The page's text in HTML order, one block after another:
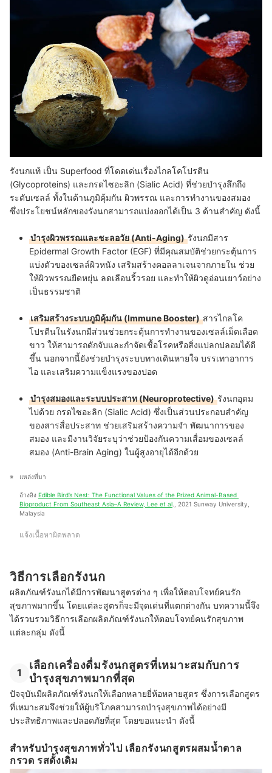
รังนกแท้ เป็น Superfood ที่โดดเด่นเรื่องไกลโคโปรตีน
(Glycoproteins) และกรดไซอะลิก (Sialic Acid) ที่ช่วยบำรุงลึกถึง
ระดับเซลล์ ทั้งในด้านภูมิคุ้มกัน ผิวพรรณ และการทำงานของสมอง
ซึ่งประโยชน์หลักของรังนกสามารถแบ่งออกได้เป็น 3 ด้านสำคัญ ดังนี้
บำรุงผิวพรรณและชะลอวัย (Anti-Aging)รังนกมีสาร
Epidermal Growth Factor (EGF) ที่มีคุณสมบัติช่วยกระตุ้นการ
แบ่งตัวของเซลล์ผิวหนัง เสริมสร้างคอลลาเจนจากภายใน ช่วย
ให้ผิวพรรณยืดหยุ่น ลดเลือนริ้วรอย และทำให้ผิวดูอ่อนเยาว์อย่าง
เป็นธรรมชาติ
เสริมสร้างระบบภูมิคุ้มกัน (Immune Booster)สารไกลโค
โปรตีนในรังนกมีส่วนช่วยกระตุ้นการทำงานของเซลล์เม็ดเลือด
ขาว ให้สามารถดักจับและกำจัดเชื้อโรคหรือสิ่งแปลกปลอมได้ดี
ขึ้น นอกจากนี้ยังช่วยบำรุงระบบทางเดินหายใจ บรรเทาอาการ
ไอ และเสริมความแข็งแรงของปอด
บำรุงสมองและระบบประสาท (Neuroprotective)รังนกอุดม
ไปด้วย กรดไซอะลิก (Sialic Acid) ซึ่งเป็นส่วนประกอบสำคัญ
ของสารสื่อประสาท ช่วยเสริมสร้างความจำ พัฒนาการของ
สมอง และมีงานวิจัยระบุว่าช่วยป้องกันความเสื่อมของเซลล์
สมอง (Anti-Brain Aging) ในผู้สูงอายุได้อีกด้วย
แหล่งที่มา
อ้างอิง Edible Bird’s Nest: The Functional Values of the Prized Animal-Based
Bioproduct From Southeast Asia–A Review, Lee et al ., 2021 Sunway University,
Malaysia
แจ้งเนื้อหาผิดพลาด
วิธีการเลือกรังนก
ผลิตภัณฑ์รังนกได้มีการพัฒนาสูตรต่าง ๆ เพื่อให้ตอบโจทย์คนรัก
สุขภาพมากขึ้น โดยแต่ละสูตรก็จะมีจุดเด่นที่แตกต่างกัน บทความนี้จึง
ได้รวบรวมวิธีการเลือกผลิตภัณฑ์รังนกให้ตอบโจทย์คนรักสุขภาพ
แต่ละกลุ่ม ดังนี้
1
เลือกเครื่องดื่มรังนกสูตรที่เหมาะสมกับการ
บำรุงสุขภาพมากที่สุด
ปัจจุบันมีผลิตภัณฑ์รังนกให้เลือกหลายยี่ห้อหลายสูตร ซึ่งการเลือกสูตร
ที่เหมาะสมจึงช่วยให้ผู้บริโภคสามารถบำรุงสุขภาพได้อย่างมี
ประสิทธิภาพและปลอดภัยที่สุด โดยขอแนะนำ ดังนี้
สำหรับบำรุงสุขภาพทั่วไป เลือกรังนกสูตรผสมน้ำตาล
กรวด รสดั้งเดิม